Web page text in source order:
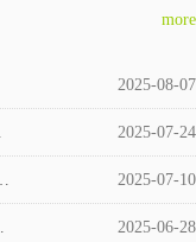
more
2025-08-07
举办 2025-07-24
协会积极筹备成立维权援助工作站 2025-07-10
交流活动 2025-06-28